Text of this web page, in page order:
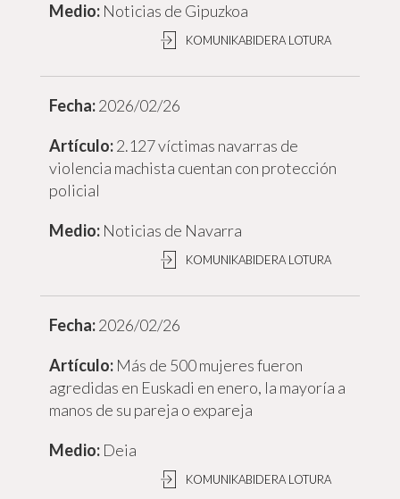
Noticias de Gipuzkoa
KOMUNIKABIDERA LOTURA
2026/02/26
2.127 víctimas navarras de
violencia machista cuentan con protección
policial
Noticias de Navarra
KOMUNIKABIDERA LOTURA
2026/02/26
Más de 500 mujeres fueron
agredidas en Euskadi en enero, la mayoría a
manos de su pareja o expareja
Deia
KOMUNIKABIDERA LOTURA